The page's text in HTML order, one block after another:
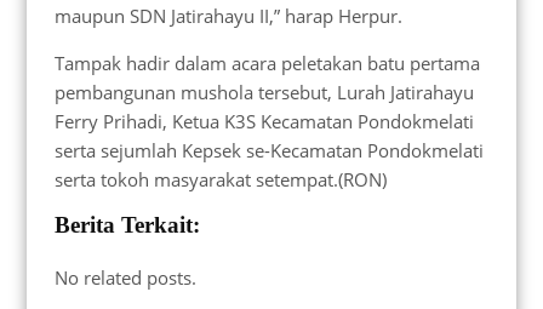
maupun SDN Jatirahayu II,” harap Herpur.
Tampak hadir dalam acara peletakan batu pertama
pembangunan mushola tersebut, Lurah Jatirahayu
Ferry Prihadi, Ketua K3S Kecamatan Pondokmelati
serta sejumlah Kepsek se-Kecamatan Pondokmelati
serta tokoh masyarakat setempat.(RON)
Berita Terkait:
No related posts.